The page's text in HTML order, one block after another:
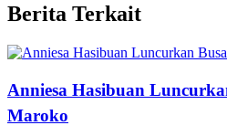
Berita Terkait
Anniesa Hasibuan
Maroko